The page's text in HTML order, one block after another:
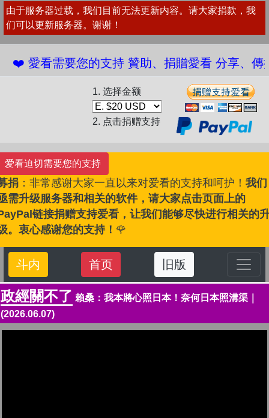
由于服务器过载，我们目前无法更新内容。请大家捐款，我
们可以更新服务器。谢谢！
看需要您的支持 贊助、捐贈愛看 分享、傳播
1. 选择金额
2. 点击捐赠支持
爱看迫切需要您的支持
捐 ：非常感谢大家一直以来对爱看的支持和呵护！ 我们
需升级服务器和相关的软件，请大家点击页面上的
链接捐赠支持爱看，让我们能够尽快进行相关的
。衷心感谢您的支持！ 🌹
斗内 首页 旧版
政經關不了 賴桑：我本將心照日本！奈何日本照溝渠｜
(2026.06.07)